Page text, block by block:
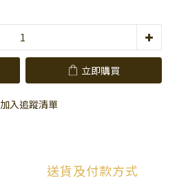
立即購買
加入追蹤清單
送貨及付款方式